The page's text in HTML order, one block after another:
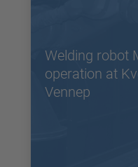
Welding robot
operation at
Vennep